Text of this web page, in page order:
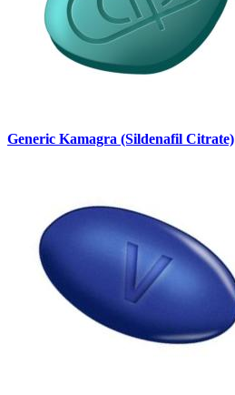
Generic Kamagra (Sildenafil Citrate)